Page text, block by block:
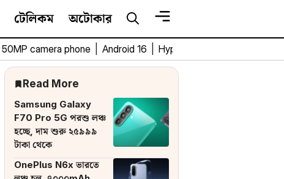
টেলিকম অটোকার
50MP camera phone Android 16 HyperOS 3
Read More
Samsung Galaxy
F70 Pro 5G পরশু লঞ্চ
হচ্ছে, দাম শুরু ২৫৯৯৯
টাকা থেকে
OnePlus N6x ভারতে